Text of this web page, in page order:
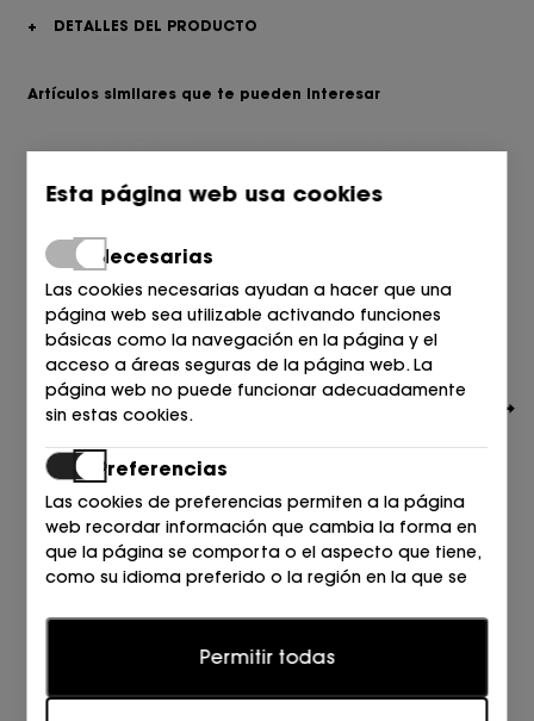
+
DETALLES DEL PRODUCTO
Artículos similares que te pueden interesar
KENNEL & SCHMENGER
DEPORTIVO CON BANDA ANTE ROSA 462 o.rose/mulb
Esta página web usa cookies
Necesarias
Las cookies necesarias ayudan a hacer que una
página web sea utilizable activando funciones
básicas como la navegación en la página y el
acceso a áreas seguras de la página web. La
página web no puede funcionar adecuadamente
sin estas cookies.
Preferencias
Las cookies de preferencias permiten a la página
web recordar información que cambia la forma en
que la página se comporta o el aspecto que tiene,
como su idioma preferido o la región en la que se
EstadísticasPermitir todas